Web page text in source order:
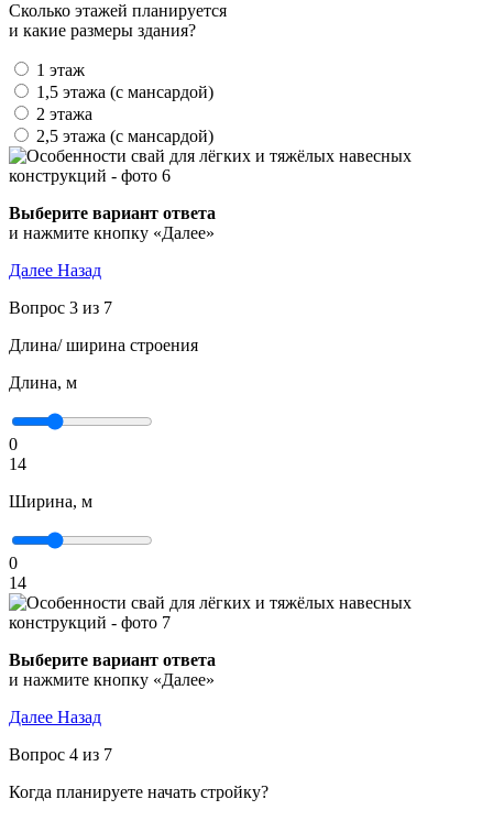
Сколько этажей планируется
и какие размеры здания?
1 этаж
1,5 этажа (с мансардой)
2 этажа
2,5 этажа (с мансардой)
Выберите вариант ответа
и нажмите кнопку «Далее»
Далее Назад
Вопрос 3 из 7
Длина/ ширина строения
Длина, м
0
14
Ширина, м
0
14
Выберите вариант ответа
и нажмите кнопку «Далее»
Далее Назад
Вопрос 4 из 7
Когда планируете начать стройку?